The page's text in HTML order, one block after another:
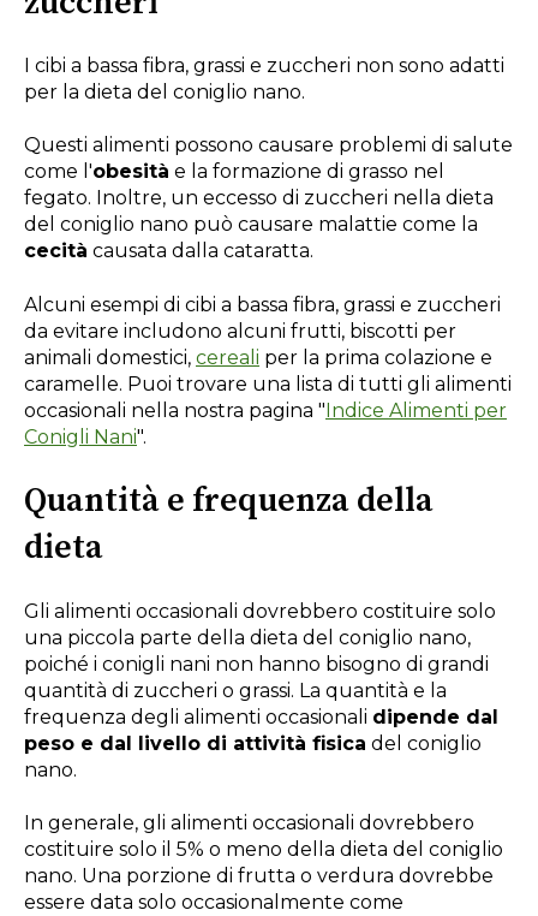
I cibi a bassa fibra, grassi e zuccheri non sono adatti
per la dieta del coniglio nano.
Questi alimenti possono causare problemi di salute
come l'obesità e la formazione di grasso nel
fegato. Inoltre, un eccesso di zuccheri nella dieta
del coniglio nano può causare malattie come la
cecità causata dalla cataratta.
Alcuni esempi di cibi a bassa fibra, grassi e zuccheri
da evitare includono alcuni frutti, biscotti per
animali domestici, cereali per la prima colazione e
caramelle. Puoi trovare una lista di tutti gli alimenti
occasionali nella nostra pagina "Indice Alimenti per
Conigli Nani".
Quantità e frequenza della
dieta
Gli alimenti occasionali dovrebbero costituire solo
una piccola parte della dieta del coniglio nano,
poiché i conigli nani non hanno bisogno di grandi
quantità di zuccheri o grassi. La quantità e la
frequenza degli alimenti occasionali dipende dal
peso e dal livello di attività fisica del coniglio
nano.
In generale, gli alimenti occasionali dovrebbero
costituire solo il 5% o meno della dieta del coniglio
nano. Una porzione di frutta o verdura dovrebbe
essere data solo occasionalmente come